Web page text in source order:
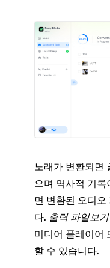
노래가 변환되면
으며 역사적 기
면 변환된 오디오
다. 출력 파일보기
미디어 플레이어
할 수 있습니다.